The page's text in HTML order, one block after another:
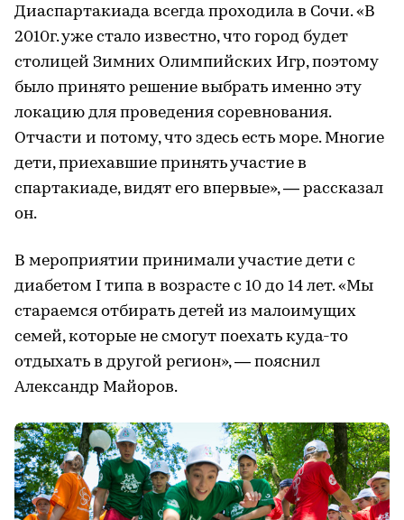
Диаспартакиада всегда проходила в Сочи. «В
2010г. уже стало известно, что город будет
столицей Зимних Олимпийских Игр, поэтому
было принято решение выбрать именно эту
локацию для проведения соревнования.
Отчасти и потому, что здесь есть море. Многие
дети, приехавшие принять участие в
спартакиаде, видят его впервые», — рассказал
он.
В мероприятии принимали участие дети с
диабетом I типа в возрасте с 10 до 14 лет. «Мы
стараемся отбирать детей из малоимущих
семей, которые не смогут поехать куда-то
отдыхать в другой регион», — пояснил
Александр Майоров.